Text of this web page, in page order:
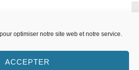
optimiser notre site web et notre service.
ACCEPTER